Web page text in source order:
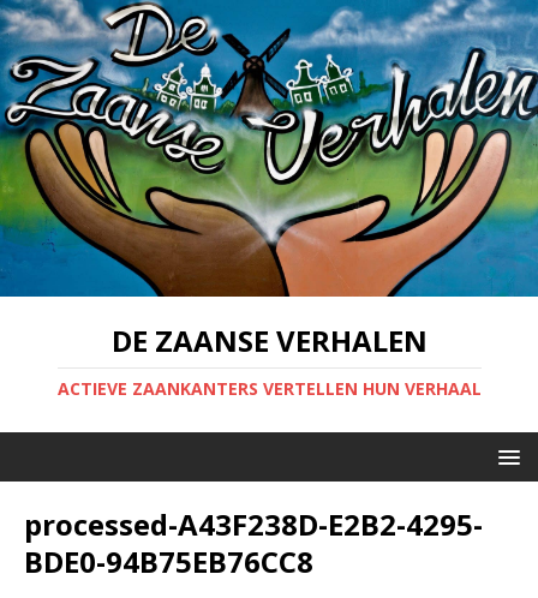
DE ZAANSE VERHALEN
ACTIEVE ZAANKANTERS VERTELLEN HUN VERHAAL
processed-A43F238D-E2B2-4295-
BDE0-94B75EB76CC8